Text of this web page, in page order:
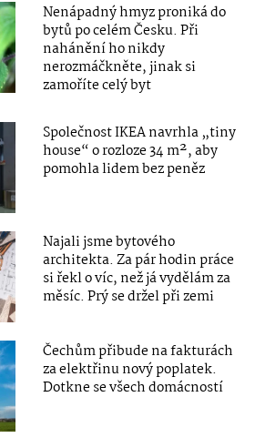
Nenápadný hmyz proniká do
bytů po celém Česku. Při
nahánění ho nikdy
nerozmáčkněte, jinak si
zamoříte celý byt
Společnost IKEA navrhla „tiny
house“ o rozloze 34 m², aby
pomohla lidem bez peněz
Najali jsme bytového
architekta. Za pár hodin práce
si řekl o víc, než já vydělám za
měsíc. Prý se držel při zemi
Čechům přibude na fakturách
za elektřinu nový poplatek.
Dotkne se všech domácností